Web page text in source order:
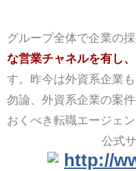
グループ全体で企業の
な営業チャネルを有し
す。昨今は外資系企業
勿論、外資系企業の案
おくべき転職エージェ
公式
http://